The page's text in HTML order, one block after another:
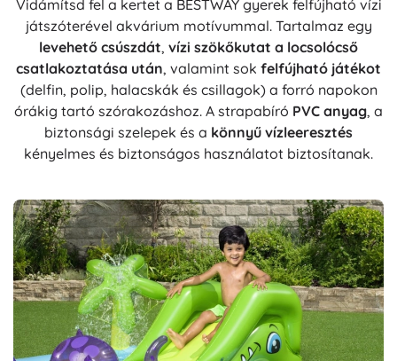
Vidámítsd fel a kertet a BESTWAY gyerek felfújható vízi
játszóterével akvárium motívummal. Tartalmaz egy
levehető csúszdát, vízi szökőkutat a locsolócső
csatlakoztatása után, valamint sok felfújható játékot
(delfin, polip, halacskák és csillagok) a forró napokon
órákig tartó szórakozáshoz. A strapabíró PVC anyag, a
biztonsági szelepek és a könnyű vízleeresztés
kényelmes és biztonságos használatot biztosítanak.